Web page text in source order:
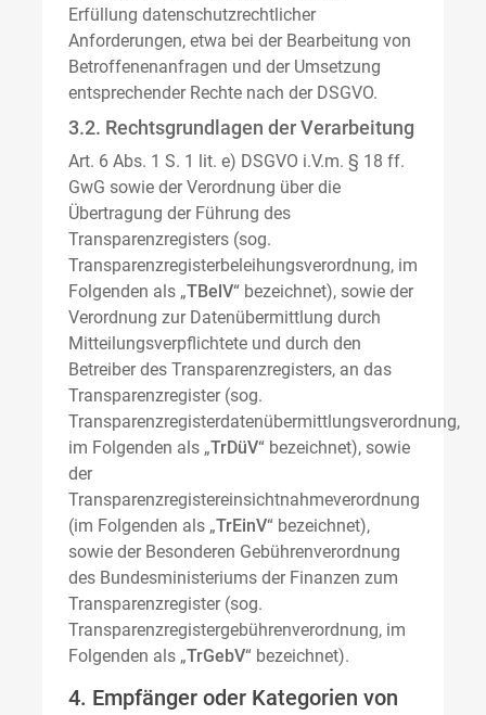
Erfüllung datenschutzrechtlicher
Anforderungen, etwa bei der Bearbeitung von
Betroffenenanfragen und der Umsetzung
entsprechender Rechte nach der DSGVO.
3.2. Rechtsgrundlagen der Verarbeitung
Art. 6 Abs. 1 S. 1 lit. e) DSGVO i.V.m. § 18 ff.
GwG sowie der Verordnung über die
Übertragung der Führung des
Transparenzregisters (sog.
Transparenzregisterbeleihungsverordnung, im
Folgenden als „TBelV“ bezeichnet), sowie der
Verordnung zur Datenübermittlung durch
Mitteilungsverpflichtete und durch den
Betreiber des Transparenzregisters, an das
Transparenzregister (sog.
Transparenzregisterdatenübermittlungsverordnung,
im Folgenden als „TrDüV“ bezeichnet), sowie
der
Transparenzregistereinsichtnahmeverordnung
(im Folgenden als „TrEinV“ bezeichnet),
sowie der Besonderen Gebührenverordnung
des Bundesministeriums der Finanzen zum
Transparenzregister (sog.
Transparenzregistergebührenverordnung, im
Folgenden als „TrGebV“ bezeichnet).
4. Empfänger oder Kategorien von